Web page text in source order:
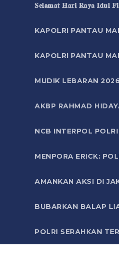
𝐒𝐞𝐥𝐚𝐦𝐚𝐭 𝐇𝐚𝐫𝐢 𝐑𝐚𝐲𝐚 𝐈𝐝𝐮𝐥
KAPOLRI PANTAU
KAPOLRI PANTAU
MUDIK LEBARAN
AKBP RAHMAD
NCB INTERPOL
MENPORA ERICK:
AMANKAN AKSI DI
BUBARKAN BALAP
POLRI SERAHKAN